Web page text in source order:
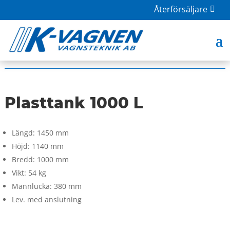
Återförsäljare
HOME | BUTIK|TILLBEHÖR| PLASTTANK 1000 L
Plasttank 1000 L
Längd: 1450 mm
Höjd: 1140 mm
Bredd: 1000 mm
Vikt: 54 kg
Mannlucka: 380 mm
Lev. med anslutning